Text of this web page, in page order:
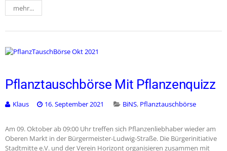
mehr...
Pflanztauschbörse Mit Pflanzenquizz
Klaus 16. September 2021 BiNS, Pflanztauschbörse
Am 09. Oktober ab 09:00 Uhr treffen sich Pflanzenliebhaber wieder am
Oberen Markt in der Bürgermeister-Ludwig-Straße. Die Bürgerinitiative
Stadtmitte e.V. und der Verein Horizont organisieren zusammen mit